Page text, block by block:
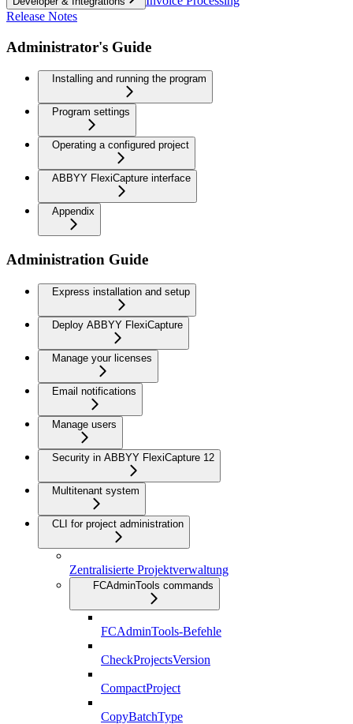
Release Notes
Administrator's Guide
Installing and running the program
Program settings
Operating a configured project
ABBYY FlexiCapture interface
Appendix
Administration Guide
Express installation and setup
Deploy ABBYY FlexiCapture
Manage your licenses
Email notifications
Manage users
Security in ABBYY FlexiCapture 12
Multitenant system
CLI for project administration
Zentralisierte Projektverwaltung
FCAdminTools commands
FCAdminTools-Befehle
CheckProjectsVersion
CompactProject
CopyBatchType